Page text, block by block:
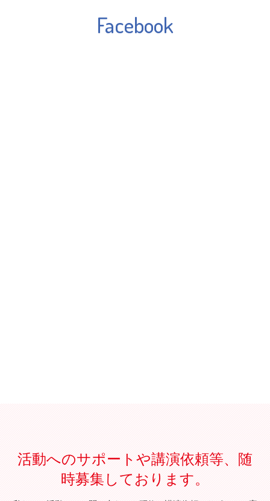
Facebook
活動へのサポートや講演依頼等、随
時募集しております。